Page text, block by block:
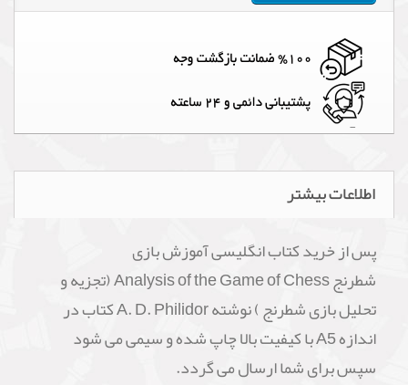
اطلاعات بیشتر
پس از خرید کتاب انگلیسی آموزش بازی
شطرنج Analysis of the Game of Chess (تجزیه و
تحلیل بازی شطرنج ) نوشته A. D. Philidor کتاب در
اندازه A5 با کیفیت بالا چاپ شده و سیمی می شود
سپس برای شما ارسال می گردد.